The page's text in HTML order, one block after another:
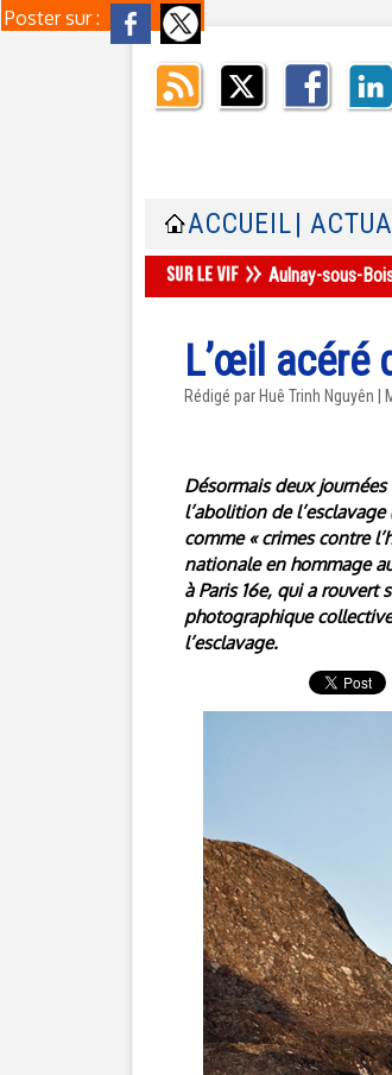
Poster sur :
ACCUEIL |
Aulnay-sous-
L’œil acéré
Rédigé par Huê Trinh Nguyên |
Désormais deux
l’abolition de
comme « crimes contre
nationale en hommage
à Paris 16e, qui a
photographique
l’esclavage.